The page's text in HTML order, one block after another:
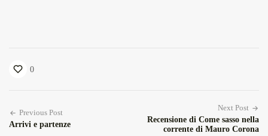
0
Previous Post
Arrivi e partenze
Next Post
Recensione di Come sasso nella
corrente di Mauro Corona